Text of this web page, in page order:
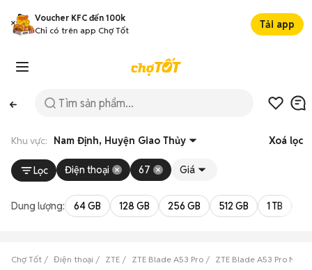
Voucher KFC đến 100k
Chỉ có trên app Chợ Tốt
Tải app
Khu vực: Nam Định, Huyện Giao Thủy Xoá lọc
Lọc Điện thoại 67 Giá
Dung lượng: 64 GB 128 GB 256 GB 512 GB 1 TB
Chợ Tốt Điện thoại ZTE ZTE Blade A53 Pro ZTE Blade A53 Pro Nam